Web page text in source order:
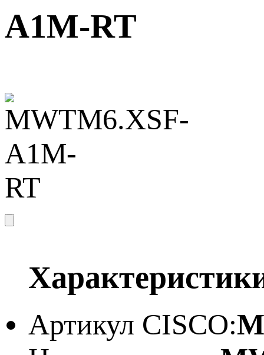
A1M-RT
Артикул CISCO: